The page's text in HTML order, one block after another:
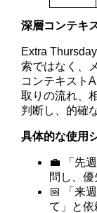
深層コンテキ
Extra
索ではなく、
コンテキスト
取りの流れ、
判断し、的確
具体的な使用
💼 「先
問し、
📅 「来
て」と